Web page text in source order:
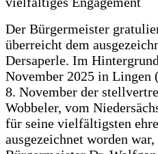
Der Bürgermeister
überreicht dem
Dersaperle. Im
November 2025 in Lingen
8. November der
Wobbeler, vom
für seine vielfältigsten
ausgezeichnet worden